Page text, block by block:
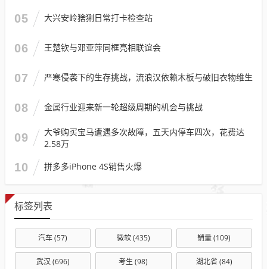
05 大兴安岭猞猁日常打卡检查站
06 王楚钦与邓亚萍同框亮相联谊会
07 严寒侵袭下的生存挑战，流浪汉依赖木板与破旧衣物维生
08 金属行业迎来新一轮超级周期的机会与挑战
09
大爷购买宝马遭遇多次故障，五天内停车四次，花费达
2.58万
10 拼多多iPhone 4S销售火爆
标签列表
汽车(57) 微软(435) 销量(109)
武汉 (696) 考生 (98) 湖北省 (84)